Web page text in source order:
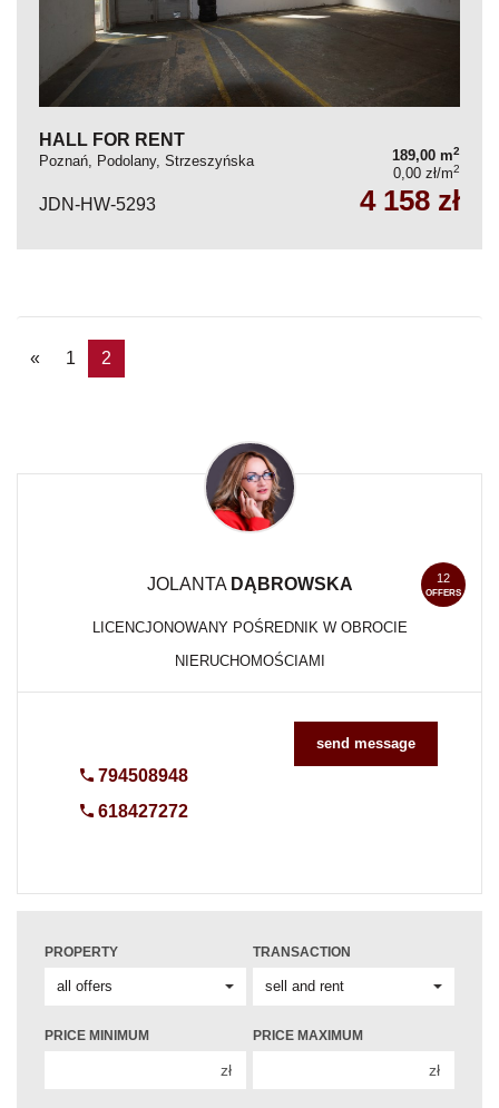
HALL FOR RENT
Poznań, Podolany, Strzeszyńska 189,00 m2
0,00 zł/m2
JDN-HW-5293 4 158 zł
« 1 2
12
OFFERS
JOLANTA DĄBROWSKA
LICENCJONOWANY POŚREDNIK W OBROCIE
NIERUCHOMOŚCIAMI
794508948
618427272
send message
PROPERTY TRANSACTION
PRICE MINIMUM
zł
PRICE MAXIMUM
zł